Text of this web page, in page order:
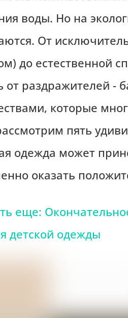
воды. Но на
От
до естественной
раздражителей -
которые
пять
одежда может
оказать
еще:
детской одежды